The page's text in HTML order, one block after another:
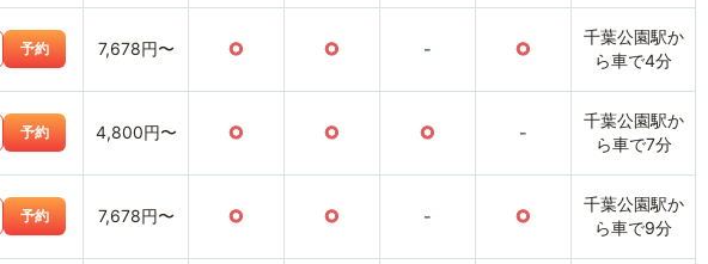
予約 7,678円〜 ○ ○ - ○
千葉公園駅か
ら車で4分
予約 4,800円〜 ○ ○ ○ -
千葉公園駅か
ら車で7分
予約 7,678円〜 ○ ○ - ○
千葉公園駅か
ら車で9分